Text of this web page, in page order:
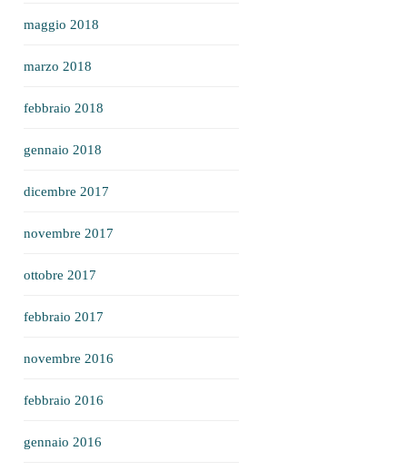
maggio 2018
marzo 2018
febbraio 2018
gennaio 2018
dicembre 2017
novembre 2017
ottobre 2017
febbraio 2017
novembre 2016
febbraio 2016
gennaio 2016